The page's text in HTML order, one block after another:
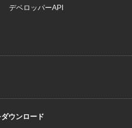
デベロッパーAPI
ウンロード